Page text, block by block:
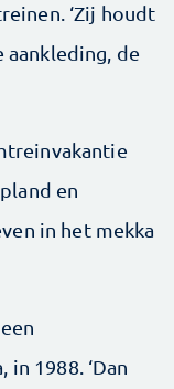
‘Zij houdt
aankleding, de
en
in het mekka
1988. ‘Dan